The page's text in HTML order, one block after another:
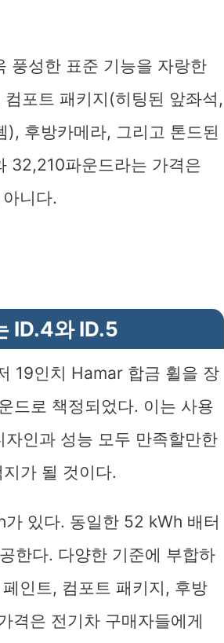
풍성한 표준 기능을 자랑한
포트 패키지(히팅된 앞좌석,
후방카메라, 그리고 톤드된
32,210파운드라는 가격은
니다.
ID.4와 ID.5
19인치 Hamar 합금 휠을 장
드로 책정되었다. 이는 사용
인과 성능 모두 만족할만한
가 될 것이다.
있다. 동일한 52 kWh 배터
한다. 다양한 기준에 부합하
인트, 컴포트 패키지, 후방
격은 전기차 구매자들에게